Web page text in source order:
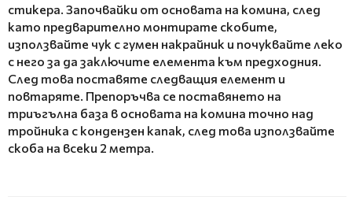
стикера. Започвайки от основата на комина, след
като предварително монтирате скобите,
използвайте чук с гумен накрайник и почуквайте леко
с него за да заключите елемента към предходния.
След това поставяте следващия елемент и
повтаряте. Препоръчва се поставянето на
триъгълна база в основата на комина точно над
тройника с кондензен капак, след това използвайте
скоба на всеки 2 метра.